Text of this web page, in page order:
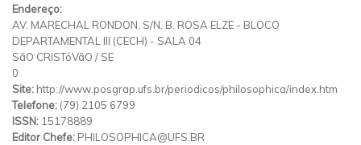
Endereço:
AV. MARECHAL RONDON, S/N. B. ROSA ELZE - BLOCO
DEPARTAMENTAL III (CECH) - SALA 04
SãO CRISTóVãO / SE
0
Site: http://www.posgrap.ufs.br/periodicos/philosophica/index.htm
Telefone: (79) 2105 6799
ISSN: 15178889
Editor Chefe: PHILOSOPHICA@UFS.BR